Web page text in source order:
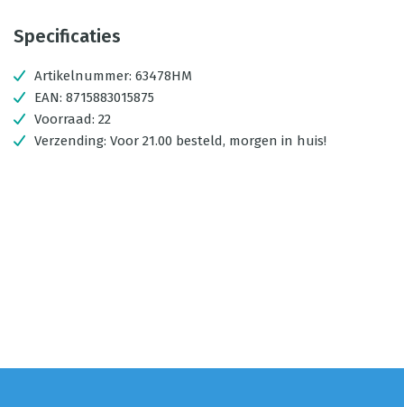
Specificaties
Artikelnummer: 63478HM
EAN: 8715883015875
Voorraad: 22
Verzending: Voor 21.00 besteld, morgen in huis!